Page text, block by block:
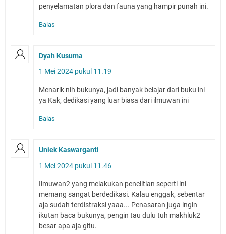
penyelamatan plora dan fauna yang hampir punah ini.
Balas
Dyah Kusuma
1 Mei 2024 pukul 11.19
Menarik nih bukunya, jadi banyak belajar dari buku ini
ya Kak, dedikasi yang luar biasa dari ilmuwan ini
Balas
Uniek Kaswarganti
1 Mei 2024 pukul 11.46
Ilmuwan2 yang melakukan penelitian seperti ini
memang sangat berdedikasi. Kalau enggak, sebentar
aja sudah terdistraksi yaaa... Penasaran juga ingin
ikutan baca bukunya, pengin tau dulu tuh makhluk2
besar apa aja gitu.